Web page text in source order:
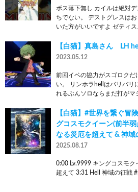
ボス落下無し カイルは絶対
ちでない。 デストグレスは
いた方がいいですよ ゼティ
【白猫】真島さん LH
2023.05.12
前回イベの協力がスゴロクだ
い。 リンホラhellはバリバリ
れるぶんソロならまだ打がマ
【白猫】#世界を繋ぐ冒
グコスモクイーン(前半
なる災厄を超えて & 神
2025.08.17
0:00 Lv.9999 キングコスモ
超えて 3:31 Hell 神域の征戦